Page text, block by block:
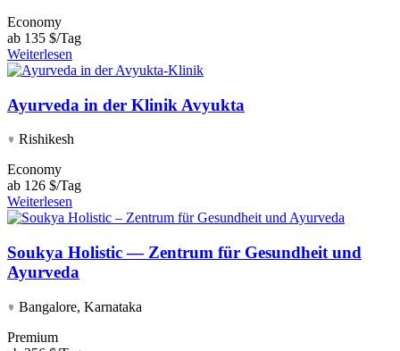
Economy
ab 135 $/Tag
Weiterlesen
Ayurveda in der Klinik Avyukta
Rishikesh
Economy
ab 126 $/Tag
Weiterlesen
Soukya Holistic — Zentrum für Gesundheit und
Ayurveda
Bangalore, Karnataka
Premium